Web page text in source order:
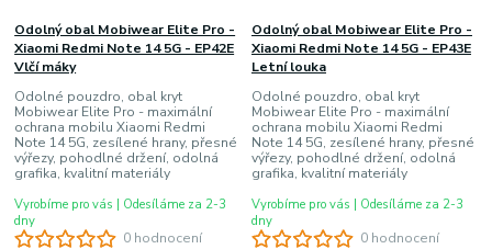
0 hodnocení
Odolný obal Mobiwear Elite Pro -
Xiaomi Redmi Note 14 5G - EP42E
Vlčí máky
Odolné pouzdro, obal kryt
Mobiwear Elite Pro - maximální
ochrana mobilu Xiaomi Redmi
Note 14 5G, zesílené hrany, přesné
výřezy, pohodlné držení, odolná
grafika, kvalitní materiály
Vyrobíme pro vás | Odesíláme za 2-3
dny
0 hodnocení
Odolný obal Mobiwear Elite Pro -
Xiaomi Redmi Note 14 5G - EP43E
Letní louka
Odolné pouzdro, obal kryt
Mobiwear Elite Pro - maximální
ochrana mobilu Xiaomi Redmi
Note 14 5G, zesílené hrany, přesné
výřezy, pohodlné držení, odolná
grafika, kvalitní materiály
Vyrobíme pro vás | Odesíláme za 2-3
dny